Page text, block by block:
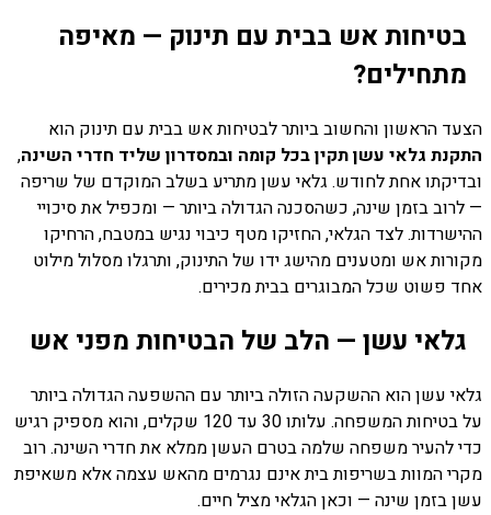
בטיחות אש בבית עם תינוק — מאיפה
מתחילים?
הצעד הראשון והחשוב ביותר לבטיחות אש בבית עם תינוק הוא
התקנת גלאי עשן תקין בכל קומה ובמסדרון שליד חדרי השינה,
ובדיקתו אחת לחודש. גלאי עשן מתריע בשלב המוקדם של שריפה
— לרוב בזמן שינה, כשהסכנה הגדולה ביותר — ומכפיל את סיכויי
ההישרדות. לצד הגלאי, החזיקו מטף כיבוי נגיש במטבח, הרחיקו
מקורות אש ומטענים מהישג ידו של התינוק, ותרגלו מסלול מילוט
אחד פשוט שכל המבוגרים בבית מכירים.
גלאי עשן — הלב של הבטיחות מפני אש
גלאי עשן הוא ההשקעה הזולה ביותר עם ההשפעה הגדולה ביותר
על בטיחות המשפחה. עלותו 30 עד 120 שקלים, והוא מספיק רגיש
כדי להעיר משפחה שלמה בטרם העשן ממלא את חדרי השינה. רוב
מקרי המוות בשריפות בית אינם נגרמים מהאש עצמה אלא משאיפת
עשן בזמן שינה — וכאן הגלאי מציל חיים.